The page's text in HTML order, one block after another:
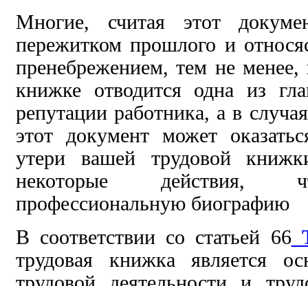
Многие, считая этот
пережитком прошлого и
пренебрежением, тем не менее,
книжке отводится
одна из
репутации работника, ав
этот документ может
утери вашей трудовой
некоторые действия,
профессиональную биографию
В соответствии со статьей 66
трудовая книжка является